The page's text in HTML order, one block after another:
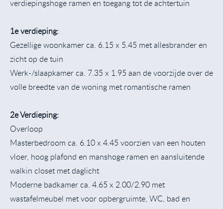
verdiepingshoge ramen en toegang tot de achtertuin
1e verdieping:
Gezellige woonkamer ca. 6.15 x 5.45 met allesbrander en
zicht op de tuin
Werk-/slaapkamer ca. 7.35 x 1.95 aan de voorzijde over de
volle breedte van de woning met romantische ramen
2e Verdieping:
Overloop
Masterbedroom ca. 6.10 x 4.45 voorzien van een houten
vloer, hoog plafond en manshoge ramen en aansluitende
walkin closet met daglicht
Moderne badkamer ca. 4.65 x 2.00/2.90 met
wastafelmeubel met voor opbergruimte, WC, bad en